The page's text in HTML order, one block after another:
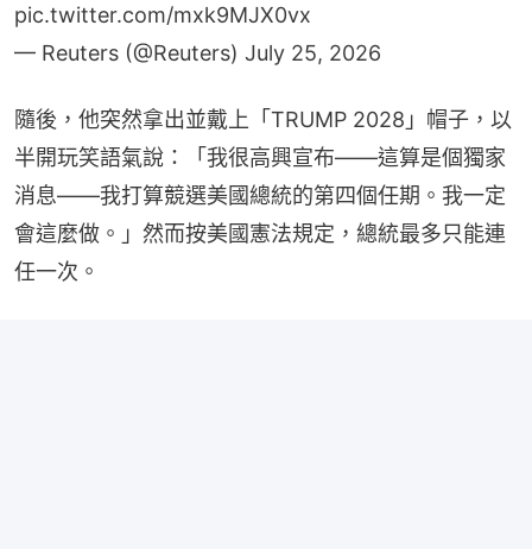
pic.twitter.com/mxk9MJX0vx
— Reuters (@Reuters) July 25, 2026
隨後，他突然拿出並戴上「TRUMP 2028」帽子，以
半開玩笑語氣說：「我很高興宣布——這算是個獨家
消息——我打算競選美國總統的第四個任期。我一定
會這麼做。」然而按美國憲法規定，總統最多只能連
任一次。